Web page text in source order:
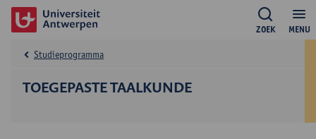
MENU
ZOEK
TOEGEPASTE TAALKUNDE
Studieprogramma